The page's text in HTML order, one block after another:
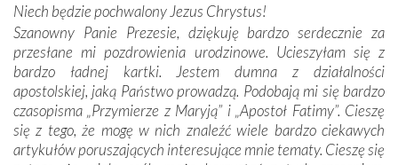
mieliśmy okazję przekonać się, że Maryja swoją opieką
otacza nie tylko nasz naród, lecz wszystkie nacje, które
się Jej ufnie oddają, a także każdą osobę, która zawierza
Jej siebie oraz swych bliskich.
Dzieje Portugalii to również historia wierności Bogu i
odstępstw, także w życiu władców. Trudne momenty w
wymiarze tak osobistym, jak i zbiorowym, przypominają o
Niech będzie pochwalony Jezus Chrystus!
Szanowny Panie Prezesie, dziękuję bardzo serdecznie za
przesłane mi pozdrowienia urodzinowe. Ucieszyłam się z
bardzo ładnej kartki. Jestem dumna z działalności
apostolskiej, jaką Państwo prowadzą. Podobają mi się bardzo
czasopisma „Przymierze z Maryją” i „Apostoł Fatimy”. Cieszę
się z tego, że mogę w nich znaleźć wiele bardzo ciekawych
artykułów poruszających interesujące mnie tematy. Cieszę się